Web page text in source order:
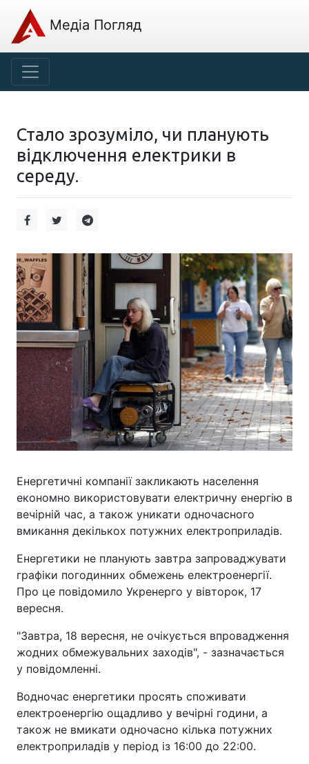
Медіа Погляд
Стало зрозуміло, чи планують
відключення електрики в
середу.
Енергетичні компанії закликають населення
економно використовувати електричну енергію в
вечірній час, а також уникати одночасного
вмикання декількох потужних електроприладів.
Енергетики не планують завтра запроваджувати
графіки погодинних обмежень електроенергії.
Про це повідомило Укренерго у вівторок, 17
вересня.
"Завтра, 18 вересня, не очікується впровадження
жодних обмежувальних заходів", - зазначається
у повідомленні.
Водночас енергетики просять споживати
електроенергію ощадливо у вечірні години, а
також не вмикати одночасно кілька потужних
електроприладів у період із 16:00 до 22:00.